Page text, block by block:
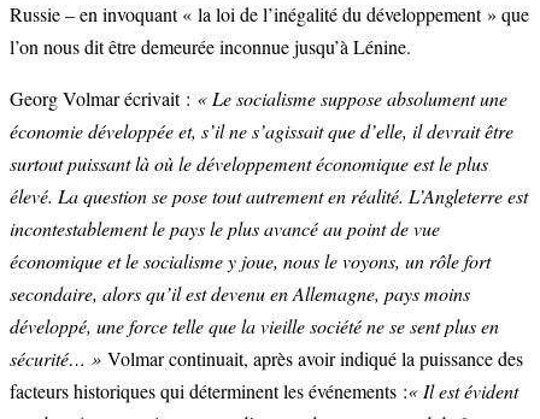
Russie – en invoquant « la loi de l’inégalité du développement » que
l’on nous dit être demeurée inconnue jusqu’à Lénine.
Georg Volmar écrivait : « Le socialisme suppose absolument une
économie développée et, s’il ne s’agissait que d’elle, il devrait être
surtout puissant là où le développement économique est le plus
élevé. La question se pose tout autrement en réalité. L’Angleterre est
incontestablement le pays le plus avancé au point de vue
économique et le socialisme y joue, nous le voyons, un rôle fort
secondaire, alors qu’il est devenu en Allemagne, pays moins
développé, une force telle que la vieille société ne se sent plus en
sécurité… » Volmar continuait, après avoir indiqué la puissance des
facteurs historiques qui déterminent les événements :« Il est évident